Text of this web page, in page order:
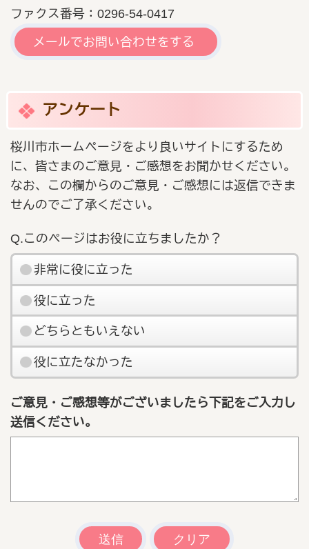
ファクス番号：0296-54-0417
メールでお問い合わせをする
アンケート
桜川市ホームページをより良いサイトにするため
に、皆さまのご意見・ご感想をお聞かせください。
なお、この欄からのご意見・ご感想には返信できま
せんのでご了承ください。
Q.このページはお役に立ちましたか？
非常に役に立った
役に立った
どちらともいえない
役に立たなかった
ご意見・ご感想等がございましたら下記をご入力し
送信ください。